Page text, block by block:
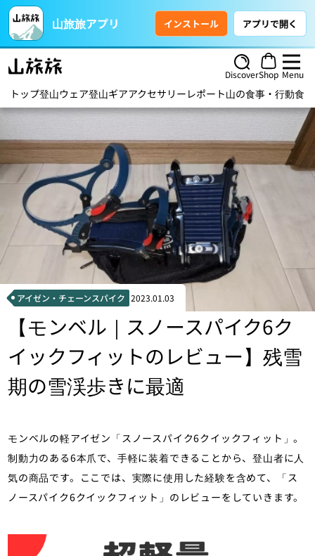
山旅旅アプリ インストール アプリで開く
DiscoverShop Menu
トップ登山ウェア登山ギアアクセサリー レポート山の食事・行動食
アイゼン・チェーンスパイク 2023.01.03
【モンベル｜スノースパイク6ク
イックフィットのレビュー】残雪
期の雪渓歩きに最適
モンベルの軽アイゼン「スノースパイク6クイックフィット」。
制動力のある6本爪で、手軽に装着できることから、登山者に人
気の商品です。ここでは、実際に使用した経験を含めて、「ス
ノースパイク6クイックフィット」のレビューをしていきます。